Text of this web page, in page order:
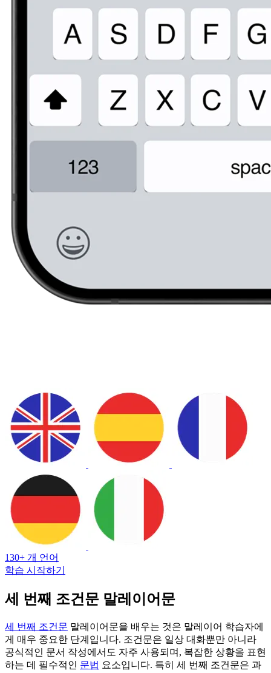
130+ 개 언어
학습 시작하기
세 번째 조건문 말레이어문
세 번째 조건문 말레이어문을 배우는 것은 말레이어 학습자에
게 매우 중요한 단계입니다. 조건문은 일상 대화뿐만 아니라
공식적인 문서 작성에서도 자주 사용되며, 복잡한 상황을 표현
하는 데 필수적인 문법 요소입니다. 특히 세 번째 조건문은 과